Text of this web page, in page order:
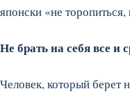
японски «не
Не брать на себя все и
Человек, который берет